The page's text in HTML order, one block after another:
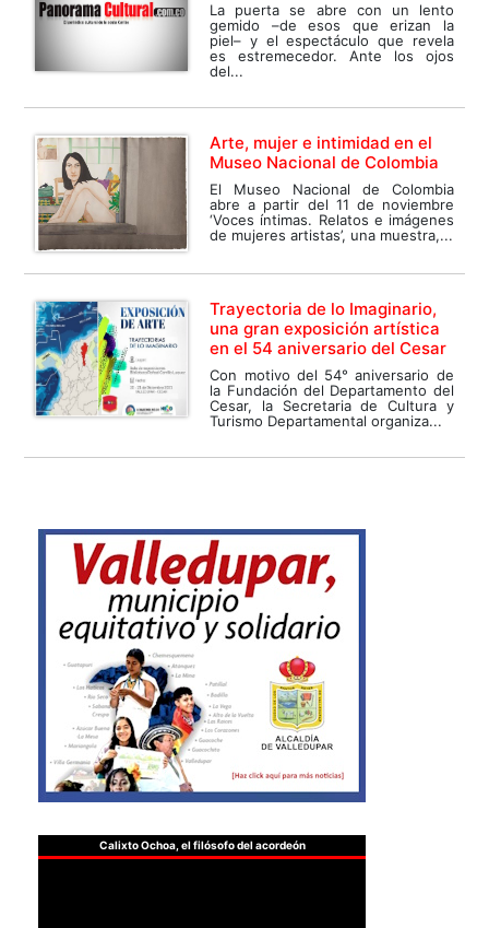
La puerta se abre con un lento
gemido –de esos que erizan la
piel– y el espectáculo que revela
es estremecedor. Ante los ojos
del...
Arte, mujer e intimidad en el
Museo Nacional de Colombia
El Museo Nacional de Colombia
abre a partir del 11 de noviembre
‘Voces íntimas. Relatos e imágenes
de mujeres artistas’, una muestra,...
Trayectoria de lo Imaginario,
una gran exposición artística
en el 54 aniversario del Cesar
Con motivo del 54° aniversario de
la Fundación del Departamento del
Cesar, la Secretaria de Cultura y
Turismo Departamental organiza...
Calixto Ochoa, el filósofo del acordeón